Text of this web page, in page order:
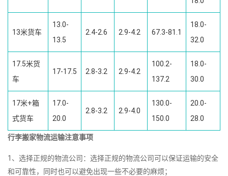
13米货车
13.0-
13.5
2.4-2.6 2.9-4.2 67.3-81.1
18.0-
32.0
17.5米货
车
17-17.5 2.8-3.2 2.9-4.2
100.2-
137.2
18.0-
30.0
17米+箱
式货车
17.0-
20.0
2.8-3.2 2.9-4.0
130.0-
150.0
20.0-
28.0
行李搬家物流运输注意事项
1、选择正规的物流公司：选择正规的物流公司可以保证运输的安全
和可靠性，同时也可以避免出现一些不必要的麻烦；